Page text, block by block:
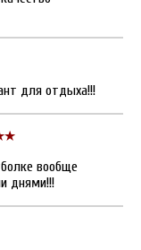
для отдыха!!!
вообще
днями!!!